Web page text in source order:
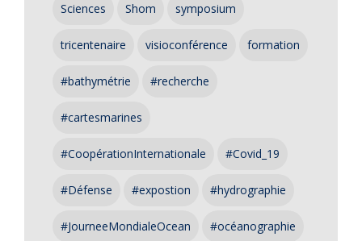
Sciences Shom symposium
tricentenaire visioconférence formation
#bathymétrie #recherche
#cartesmarines
#CoopérationInternationale #Covid_19
#Défense #expostion #hydrographie
#JourneeMondialeOcean #océanographie